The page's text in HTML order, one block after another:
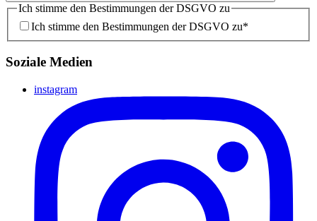
Ich stimme den Bestimmungen der DSGVO zu
Ich stimme den Bestimmungen der DSGVO zu*
Soziale Medien
instagram